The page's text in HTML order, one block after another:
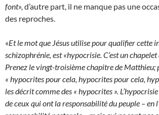
font», d’autre part, il ne manque pas une
des reproches.
«Et le mot que Jésus utilise pour qualifier cette
schizophrénie, est «hypocrisie. C’est un
Prenez le vingt-troisième chapitre de Matthieu;
« hypocrites pour cela, hypocrites pour cela,
les décrit comme des « hypocrites ».
de ceux qui ont la responsabilité du peuple – en